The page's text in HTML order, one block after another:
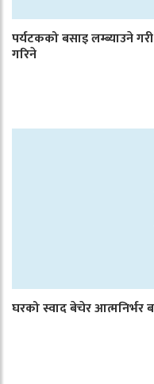
पर्यटकको बसाइ लम्ब्याउने
गरिने
घरको स्वाद बेचेर आत्मनिर्भर